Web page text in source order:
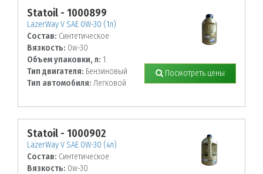
Statoil - 1000899
LazerWay V SAE 0W-30 (1л)
Состав: Синтетическое
Вязкость: 0w-30
Объем упаковки, л: 1
Тип двигателя: Бензиновый
Тип автомобиля: Легковой
Посмотреть цены
Statoil - 1000902
LazerWay V SAE 0W-30 (4л)
Состав: Синтетическое
Вязкость: 0w-30